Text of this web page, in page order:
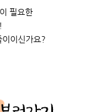
필요한
이신가요?